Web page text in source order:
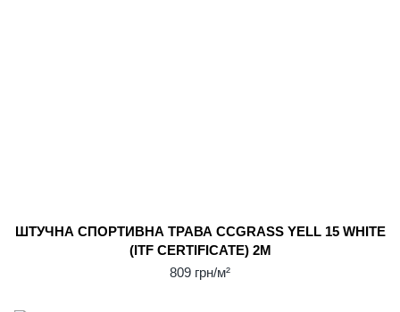
ШТУЧНА СПОРТИВНА ТРАВА CCGRASS YELL 15 WHITE
(ITF CERTIFICATE) 2М
809 грн/м²